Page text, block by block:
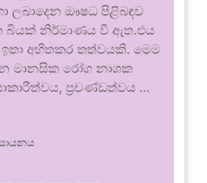
ලබාදෙන ඖෂධ පිළිබඳව
බියක් නිර්මාණය වී ඇත.එය
අහිතකර තත්වයකි. මෙම
මානසික රෝග නාශක
ප්‍රචණ්ඩත්වය …